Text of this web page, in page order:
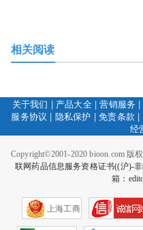
相关阅读
关于我们 | 产品大全|营销服务 |
服务协议 | 隐私保护 |免责条款 |
经
Copyright©2001-2020 bioon.com 版
联网药品信息服务资格证书((沪)-
箱：
上海工商